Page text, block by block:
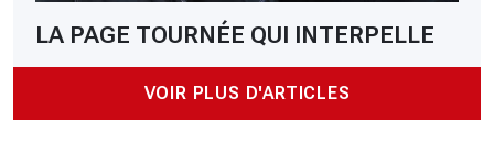
LA PAGE TOURNÉE QUI INTERPELLE
VOIR PLUS D'ARTICLES